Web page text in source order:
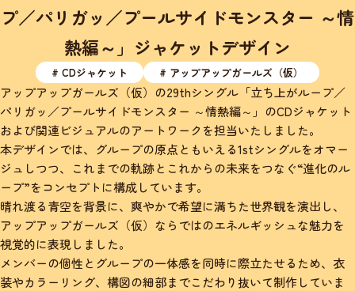
プ／パリガッ／プールサイドモンスター ～情
熱編～」ジャケットデザイン
# CDジャケット # アップアップガールズ（仮）
アップアップガールズ（仮）の29thシングル「立ち上がループ／
パリガッ／プールサイドモンスター ～情熱編～」のCDジャケット
および関連ビジュアルのアートワークを担当いたしました。
本デザインでは、グループの原点ともいえる1stシングルをオマー
ジュしつつ、これまでの軌跡とこれからの未来をつなぐ“進化のル
ープ”をコンセプトに構成しています。
晴れ渡る青空を背景に、爽やかで希望に満ちた世界観を演出し、
アップアップガールズ（仮）ならではのエネルギッシュな魅力を
視覚的に表現しました。
メンバーの個性とグループの一体感を同時に際立たせるため、衣
装やカラーリング、構図の細部までこだわり抜いて制作していま